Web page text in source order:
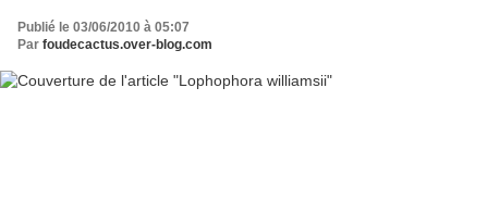
Publié le 03/06/2010 à 05:07
Par foudecactus.over-blog.com